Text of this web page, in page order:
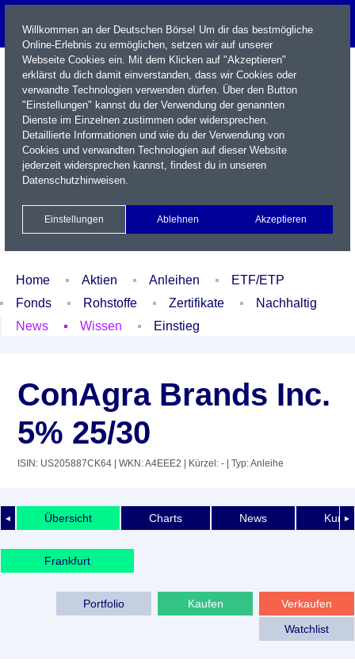
Name / WKN / ISIN / Kürzel
Xetra Realtime
Watchlist Portfolio Login
Home Aktien Anleihen
ETF/ETP
Fonds
Rohstoffe Zertifikate
Nachhaltig
News
Wissen Einstieg
ConAgra Brands Inc.
5% 25/30
ISIN: US205887CK64 | WKN: A4EEE2 | Kürzel: - | Typ: Anleihe
◄ ►
Übersicht Charts News
Frankfurt
Verkaufen
Kaufen
Portfolio
Watchlist
Willkommen an der Deutschen Börse! Um dir das bestmögliche
Online-Erlebnis zu ermöglichen, setzen wir auf unserer
Webseite Cookies ein. Mit dem Klicken auf "Akzeptieren"
erklärst du dich damit einverstanden, dass wir Cookies oder
verwandte Technologien verwenden dürfen. Über den Button
"Einstellungen" kannst du der Verwendung der genannten
Dienste im Einzelnen zustimmen oder widersprechen.
Detaillierte Informationen und wie du der Verwendung von
Cookies und verwandten Technologien auf dieser Website
jederzeit widersprechen kannst, findest du in unseren
Datenschutzhinweisen.
Einstellungen Ablehnen Akzeptieren